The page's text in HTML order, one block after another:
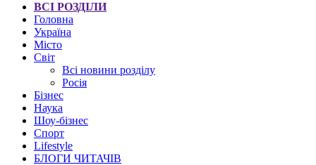
ВСІ РОЗДІЛИ
Головна
Україна
Місто
Світ
Всі новини розділу
Росія
Бізнес
Наука
Шоу-бізнес
Спорт
Lifestyle
БЛОГИ ЧИТАЧІВ